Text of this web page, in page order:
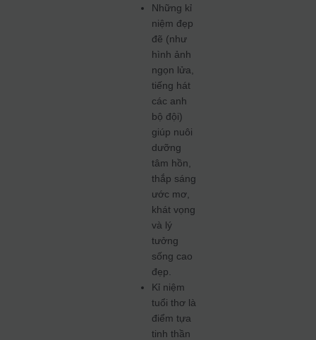
Những kỉ
niệm đẹp
đẽ (như
hình ảnh
ngọn lửa,
tiếng hát
các anh
bộ đội)
giúp nuôi
dưỡng
tâm hồn,
thắp sáng
ước mơ,
khát vọng
và lý
tưởng
sống cao
đẹp.
Kỉ niệm
tuổi thơ là
điểm tựa
tinh thần